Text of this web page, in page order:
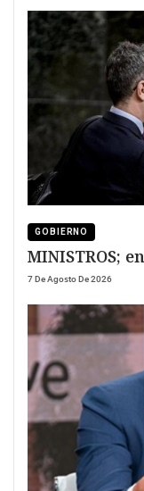
GOBIERNO
MINISTROS;
7 De Agosto De 2026